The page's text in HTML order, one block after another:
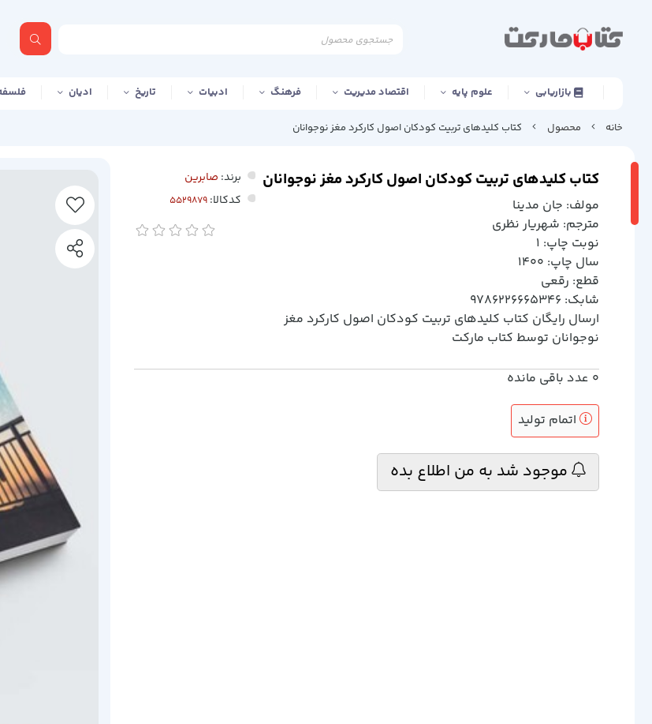
بازاریابی علوم پایه اقتصاد مدیریت فرهنگ ادبیات تاریخ ادیان
خانه محصول کتاب کلیدهای تربیت کودکان اصول‌ کارکرد مغز نوجوانان
کتاب کلیدهای تربیت کودکان اصول‌ کارکرد مغز نوجوانان
مولف: جان مدينا
مترجم: شهريار نظري
نوبت چاپ: 1
سال چاپ: 1400
قطع: رقعي
شابک: 9786226665346
ارسال رایگان کتاب كليدهاي تربيت كودكان اصول‌ كاركرد مغز
نوجوانان توسط کتاب مارکت
برند: صابرین
کدکالا:
0 عدد باقی مانده
اتمام تولید
موجود شد به من اطلاع بده